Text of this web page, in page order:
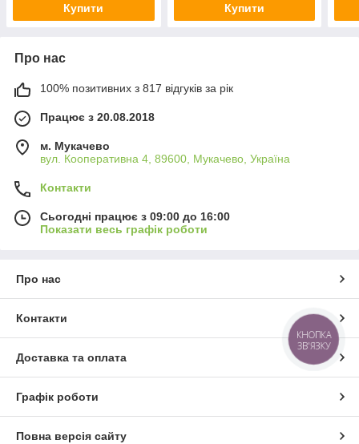
Купити Купити
Про нас
100% позитивних з 817 відгуків за рік
Працює з 20.08.2018
м. Мукачево
вул. Кооперативна 4, 89600, Мукачево, Україна
Контакти
Сьогодні працює з 09:00 до 16:00
Показати весь графік роботи
Про нас
Контакти
Доставка та оплата
Графік роботи
Повна версія сайту
КНОПКА
ЗВ'ЯЗКУ